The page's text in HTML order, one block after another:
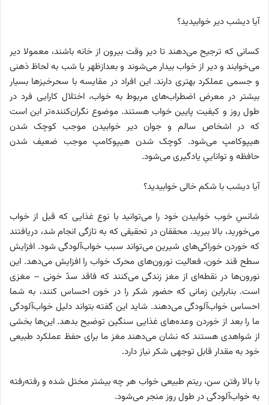
آیا دیشب دیر خوابیدید؟
کسانی که ترجیح می‌دهند تا دیر وقت بیرون از خانه باشند، معمولا دیر
می‌خوابند و دیر از خواب بیدار می‌شوند و بعدازظهر یا شب به‌ لحاظ ذهنی
و جسمی عملکرد بهتری دارند. این افراد در مقایسه با سحرخیزها بسیار
بیشتر در معرض اضطراب‌‌های مربوط به خواب، اختلال کارایی فرد در
طول روز و کیفیت پایین خواب هستند. موضوع نگران‌کننده‌تر این است
که در اشخاص سالم و جوان دیر خوابیدن موجب کوچک شدن
هیپوکامپ می‌شود. کوچک شدن هیپوکامپ موجب ضعیف شدن
حافظه و تواناییِ یادگیری می‌شود.
آیا دیشب با شکم خالی خوابیدید؟
شانسِ خوب خوابیدن خود را می‌توانید با نوع غذایی که قبل از خواب
می‌خورید، بالا ببرید. محققان در تحقیقی که به‌ تازگی انجام شد، دریافتند
که خوردن خوراکی‌های شیرین می‌تواند سبب خواب‌‌آلودگی شود. افزایش
سطح قند خون، فعالیت نورون‌های محرک خواب را افزایش می‌دهد. این
نورون‌ها در نقطه‌ای از مغز زندگی می‌کنند که فاقد سدّ خونی – مغزی
است. بنابراین زمانی که حضور شکر را در خون احساس کنند، به شما
احساس خواب‌آلودگی می‌دهند. شاید این گفته بتواند دلیل خواب‌آلودگی
ما را بعد از خوردن وعده‌های غذایی سنگین توضیح بدهد. این‌ها بخشی
از شواهدی هستند که نشان می‌دهند مغز ما برای حفظ عملکرد طبیعی
خود به مقدار قابل‌ توجهی شکر نیاز دارد.
با بالا رفتن سن، ریتم طبیعی خواب هر چه بیشتر مختل شده و رفته‌رفته
به خواب‌آلودگی در طول روز منجر می‌شود.